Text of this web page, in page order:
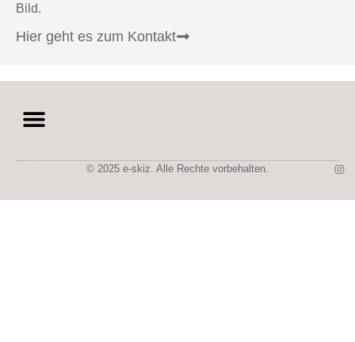
Bild.
Hier geht es zum Kontakt
© 2025 e-skiz. Alle Rechte vorbehalten.